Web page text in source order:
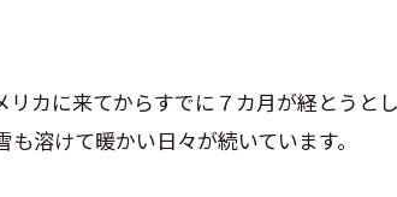
カに来てからすでに７カ月が経とうと
溶けて暖かい日々が続いています。